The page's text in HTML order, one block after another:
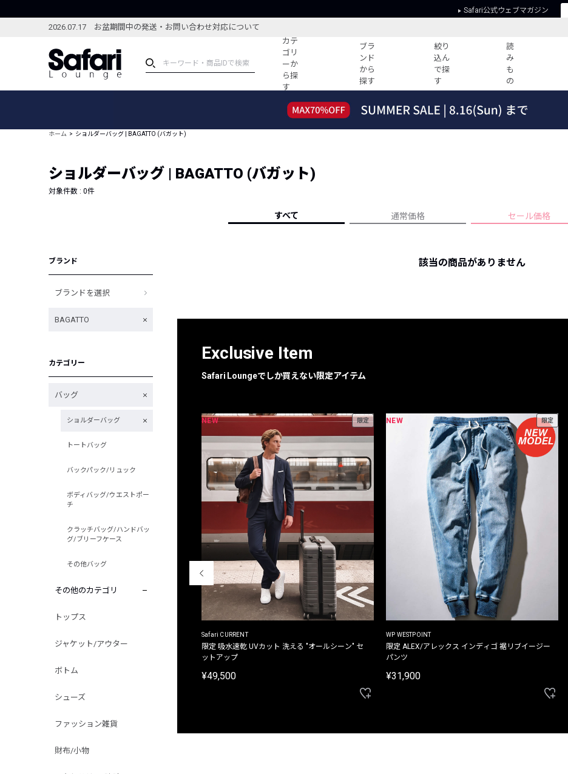
Safari公式ウェブマガジン
2026.07.17 お盆期間中の発送・お問い合わせ対応について
カテ
ゴリ
ーか
ら探
す
ブラ
ンド
から
探す
絞り
込ん
で探
す
読
み
も
の
ブランドから探す
新着アイテム
編集部のおすすめアイテム
コーディネート
すべての記事
人気記事ランキング
フォーカスブランド
プライバシーポリシー
ホーム ショルダーバッグ | BAGATTO (バガット)
ショルダーバッグ | BAGATTO (バガット)
対象件数 : 0件
すべて 通常価格 セール価格
ブランド
ブランドを選択
BAGATTO
カテゴリー
バッグ
ショルダーバッグ
トートバッグ
バックパック/リュック
ボディバッグ/ウエストポー
チ
クラッチバッグ/ハンドバッ
グ/ブリーフケース
その他バッグ
その他のカテゴリ
トップス
ジャケット/アウター
ボトム
シューズ
ファッション雑貨
財布/小物
該当の商品がありません
Exclusive Item
Safari Loungeでしか買えない限定アイテム
別注限定 フード付き チェックシャツジャケット
NEW 限定
Safari CURRENT
限定 吸水速乾 UVカット 洗える "オールシーン" セ
ットアップ
¥49,500
NEW 限定
WP WESTPOINT
限定 ALEX/アレックス インディゴ 裾リブイージー
パンツ
¥31,900